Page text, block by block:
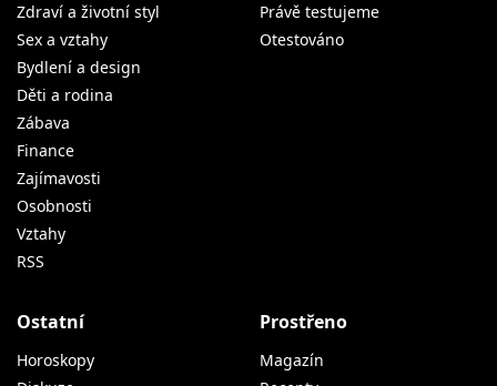
Zdraví a životní styl
Sex a vztahy
Bydlení a design
Děti a rodina
Zábava
Finance
Zajímavosti
Osobnosti
Vztahy
RSS
Právě testujeme
Otestováno
Ostatní
Horoskopy
Prostřeno
Magazín